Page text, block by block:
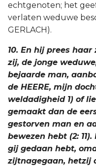
echtgenoten; het
verlaten weduwe
GERLACH).
10. En hij prees
zij, de jonge
bejaarde man,
de HEERE, mijn
weldadigheid 1) of
gemaakt dan de
gestorven man en
bewezen hebt (2:
gij gedaan hebt,
zijtnagegaan, hetzij